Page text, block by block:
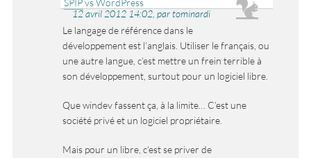
SPIPvs WordPress
12 avril 2012 14:02, par tominardi
Le langage de référence dans le
développement est l’anglais. Utiliser le français, ou
une autre langue, c’est mettre un frein terrible à
son développement, surtout pour un logiciel libre.
Que windev fassent ça, à la limite… C’est une
société privé et un logiciel propriétaire.
Mais pour un libre, c’est se priver de